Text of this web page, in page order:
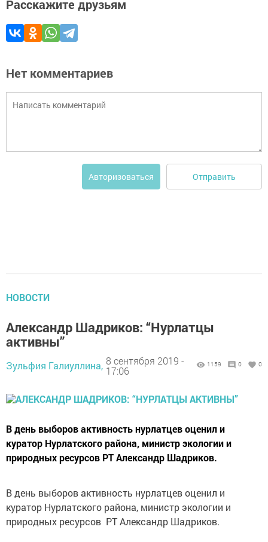
Расскажите друзьям
Нет комментариев
Авторизоваться Отправить
НОВОСТИ
Александр Шадриков: “Нурлатцы
активны”
Зульфия Галиуллина, 8 сентября 2019 -
17:06
1159 0 0
В день выборов активность нурлатцев оценил и
куратор Нурлатского района, министр экологии и
природных ресурсов РТ Александр Шадриков.
В день выборов активность нурлатцев оценил и
куратор Нурлатского района, министр экологии и
природных ресурсов РТ Александр Шадриков.